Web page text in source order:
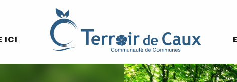
ICI
Voir les photos (3)